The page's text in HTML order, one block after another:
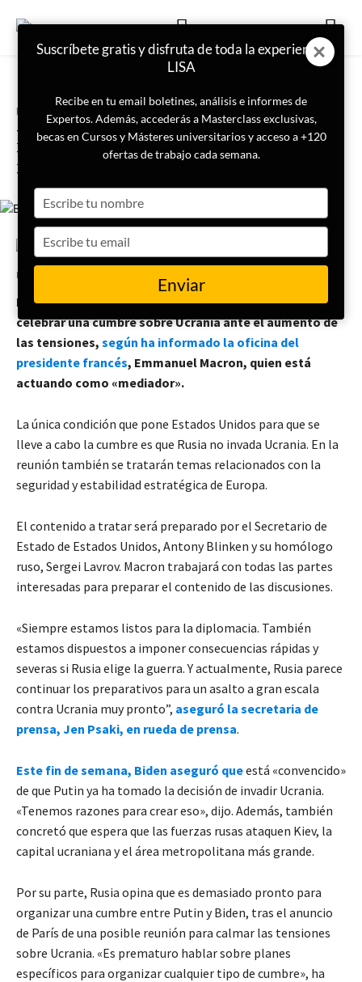
Portada
Posible cumbre entre Biden y
Putin sobre la situación en
Ucrania
LISA News 22 de febrero de 2022
El presidente estadounidense, Joe Biden ha aceptado
celebrar una cumbre sobre Ucrania ante el aumento de
las tensiones, según ha informado la oficina del
presidente francés, Emmanuel Macron, quien está
actuando como «mediador».
La única condición que pone Estados Unidos para que se
lleve a cabo la cumbre es que Rusia no invada Ucrania. En la
reunión también se tratarán temas relacionados con la
seguridad y estabilidad estratégica de Europa.
El contenido a tratar será preparado por el Secretario de
Estado de Estados Unidos, Antony Blinken y su homólogo
ruso, Sergei Lavrov. Macron trabajará con todas las partes
interesadas para preparar el contenido de las discusiones.
«Siempre estamos listos para la diplomacia. También
estamos dispuestos a imponer consecuencias rápidas y
severas si Rusia elige la guerra. Y actualmente, Rusia parece
continuar los preparativos para un asalto a gran escala
contra Ucrania muy pronto”, aseguró la secretaria de
prensa, Jen Psaki, en rueda de prensa.
Este fin de semana, Biden aseguró queestá «convencido»
de que Putin ya ha tomado la decisión de invadir Ucrania.
«Tenemos razones para crear eso», dijo. Además, también
concretó que espera que las fuerzas rusas ataquen Kiev, la
capital ucraniana y el área metropolitana más grande.
Por su parte, Rusia opina que es demasiado pronto para
organizar una cumbre entre Putin y Biden, tras el anuncio
de París de una posible reunión para calmar las tensiones
sobre Ucrania. «Es prematuro hablar sobre planes
específicos para organizar cualquier tipo de cumbre», ha
Suscríbete gratis y disfruta de toda la experiencia
LISA
Recibe en tu email boletines, análisis e informes de
Expertos. Además, accederás a Masterclass exclusivas,
becas en Cursos y Másteres universitarios y acceso a +120
ofertas de trabajo cada semana.
your
name
your
email
Enviar